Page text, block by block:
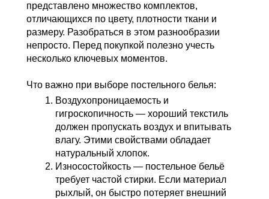
представлено множество комплектов,
отличающихся по цвету, плотности ткани и
размеру. Разобраться в этом разнообразии
непросто. Перед покупкой полезно учесть
несколько ключевых моментов.
Что важно при выборе постельного белья:
Воздухопроницаемость и
гигроскопичность — хороший текстиль
должен пропускать воздух и впитывать
влагу. Этими свойствами обладает
натуральный хлопок.
Износостойкость — постельное бельё
требует частой стирки. Если материал
рыхлый, он быстро потеряет внешний